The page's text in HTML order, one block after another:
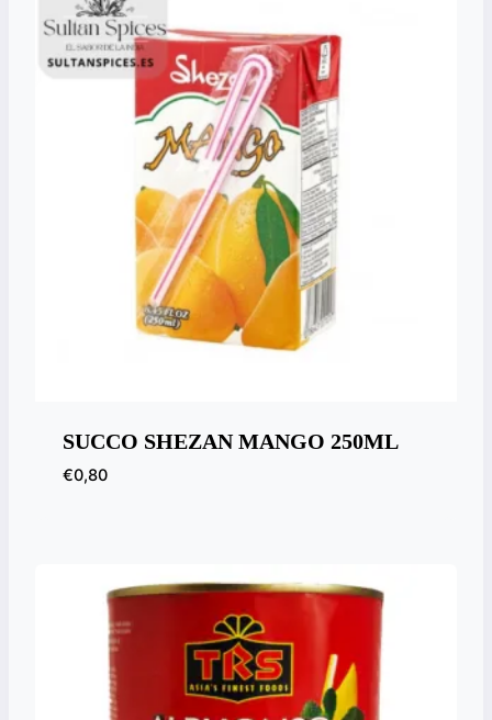
SUCCO SHEZAN MANGO 250ML
€0,80